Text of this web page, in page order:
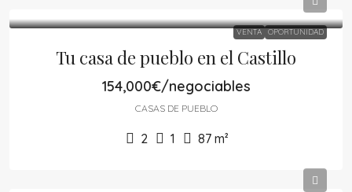
VENTA OPORTUNIDAD
Tu casa de pueblo en el Castillo
154,000€/negociables
CASAS DE PUEBLO
2 1 87 m²